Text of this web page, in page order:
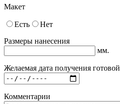
Макет
Есть
Нет
Размеры нанесения
мм.
Желаемая дата получения
Комментарии